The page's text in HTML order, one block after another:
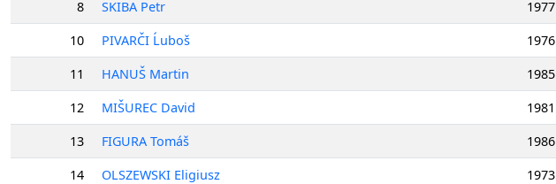
8
SKIBA Petr 1977
10
PIVARČI Ĺuboš 1976
11
HANUŠ Martin 1985
12
MIŠUREC David 1981
13
FIGURA Tomáš 1986
14
OLSZEWSKI Eligiusz 1973